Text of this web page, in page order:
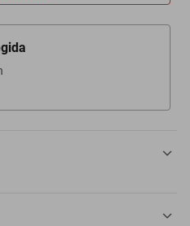
ideal para tu televisor le dará un